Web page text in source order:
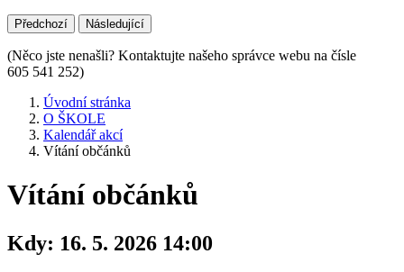
Předchozí Následující
(Něco jste nenašli? Kontaktujte našeho správce webu na čísle
605 541 252)
Úvodní stránka
O ŠKOLE
Kalendář akcí
Vítání občánků
Vítání občánků
Kdy: 16. 5. 2026 14:00